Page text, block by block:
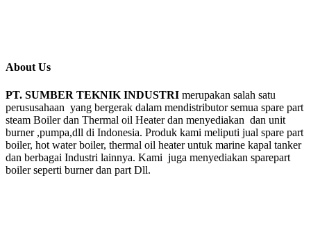
About Us
PT. SUMBER TEKNIK INDUSTRI merupakan salah satu
perususahaan yang bergerak dalam mendistributor semua spare part
steam Boiler dan Thermal oil Heater dan menyediakan dan unit
burner ,pumpa,dll di Indonesia. Produk kami meliputi jual spare part
boiler, hot water boiler, thermal oil heater untuk marine kapal tanker
dan berbagai Industri lainnya. Kami juga menyediakan sparepart
boiler seperti burner dan part Dll.